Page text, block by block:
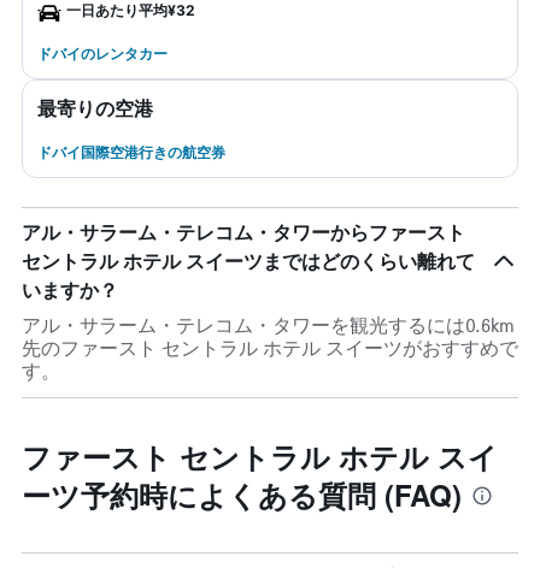
一日あたり平均¥32
ドバイのレンタカー
最寄りの空港
ドバイ国際空港行きの航空券
アル・サラーム・テレコム・タワーからファースト
セントラル ホテル スイーツまではどのくらい離れて
いますか？
アル・サラーム・テレコム・タワーを観光するには0.6km
先のファースト セントラル ホテル スイーツがおすすめで
す。
ファースト セントラル ホテル スイ
ーツ予約時によくある質問 (FAQ)